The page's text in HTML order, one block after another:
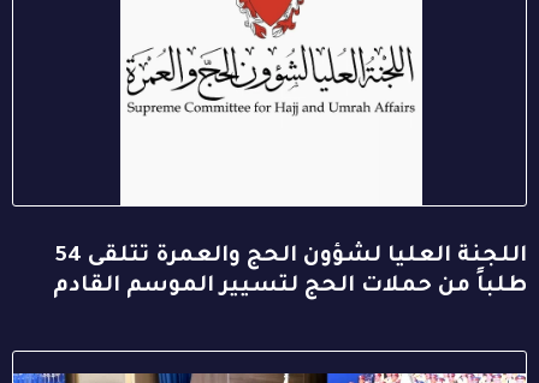
اللجنة العليا لشؤون الحج والعمرة تتلقى 54
طلباً من حملات الحج لتسيير الموسم القادم